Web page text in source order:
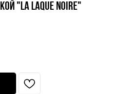
"La Laque Noire"